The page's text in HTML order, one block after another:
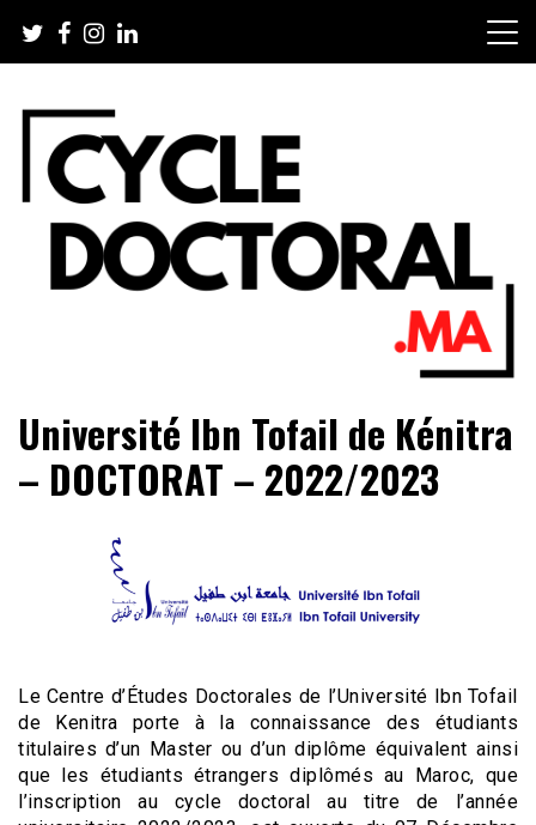
content
Cycledoctoral.ma – 1er portail
dédié aux chercheurs et
doctorants marocains
Université Ibn Tofail de Kénitra
– DOCTORAT – 2022/2023
Le Centre d’Études Doctorales de l’Université Ibn Tofail
de Kenitra porte à la connaissance des étudiants
titulaires d’un Master ou d’un diplôme équivalent ainsi
que les étudiants étrangers diplômés au Maroc, que
l’inscription au cycle doctoral au titre de l’année